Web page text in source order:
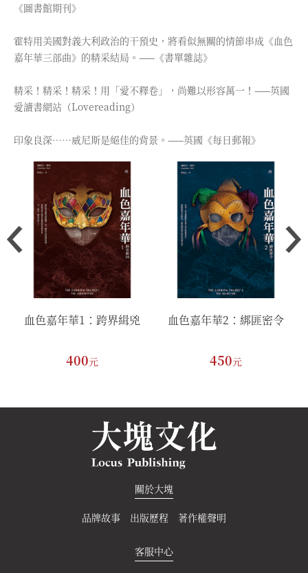
《圖書館期刊》
霍特用美國對義大利政治的干預史，將看似無關的情節串成《血色
嘉年華三部曲》的精采結局。——《書單雜誌》
精采！精采！精采！用「愛不釋卷」，尚難以形容萬一！——英國
愛讀書網站（Lovereading）
印象良深……威尼斯是絕佳的背景。——英國《每日郵報》
血色嘉年華1：跨界緝兇
400元
血色嘉年華2：綁匪密令
450元
關於大塊
品牌故事 出版歷程 著作權聲明
客服中心